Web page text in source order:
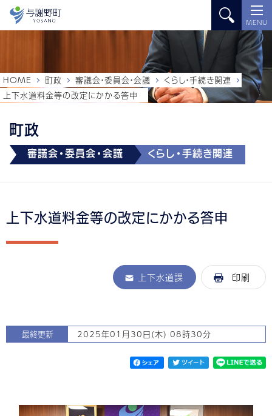
MENU
町政
審議会・委員会・会議 くらし・手続き関連
HOME 町政 審議会・委員会・会議
くらし・手続き関連
上下水道料金等の改定にかかる答申
上下水道料金等の改定にかかる答申
上下水道課 印刷
最終更新 2025年01月30日(木) 08時30分